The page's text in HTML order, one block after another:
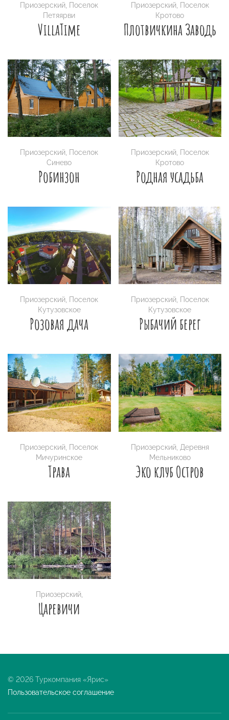
Приозерский, Поселок
Петяярви
VillaTime
Приозерский, Поселок
Кротово
Плотвичкина Заводь
Приозерский, Поселок
Синево
Робинзон
Приозерский, Поселок
Кротово
Родная усадьба
Приозерский, Поселок
Кутузовское
Розовая дача
Приозерский, Поселок
Кутузовское
Рыбачий берег
Приозерский Поселок
Мичуринское
Трава
Приозерский, Деревня
Мельниково
Эко клуб Остров
Приозерский,
Царевичи
© 2026 Туркомпания «Ярис»
Пользовательское соглашение